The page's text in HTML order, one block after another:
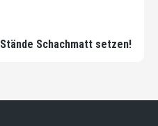
Schachmatt setzen!